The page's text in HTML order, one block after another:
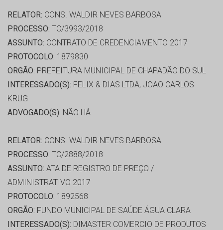
RELATOR: CONS. WALDIR NEVES BARBOSA
PROCESSO: TC/3993/2018
ASSUNTO: CONTRATO DE CREDENCIAMENTO 2017
PROTOCOLO: 1879830
ORGÃO: PREFEITURA MUNICIPAL DE CHAPADÃO DO SUL
INTERESSADO(S): FELIX & DIAS LTDA, JOAO CARLOS
KRUG
ADVOGADO(S): NÃO HÁ
RELATOR: CONS. WALDIR NEVES BARBOSA
PROCESSO: TC/2888/2018
ASSUNTO: ATA DE REGISTRO DE PREÇO /
ADMINISTRATIVO 2017
PROTOCOLO: 1892568
ORGÃO: FUNDO MUNICIPAL DE SAÚDE ÁGUA CLARA
INTERESSADO(S): DIMASTER COMERCIO DE PRODUTOS